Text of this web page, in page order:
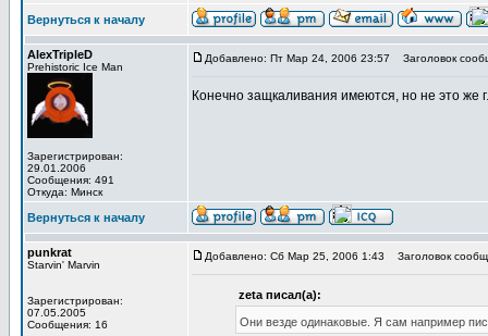
Вернуться к началу
AlexTripleD
Prehistoric Ice Man
Зарегистрирован:
29.01.2006
Сообщения: 491
Откуда: Минск
Добавлено: Пт Мар 24, 2006 23:57 Заголовок
Конечно защкаливания имеются, но не это же
Вернуться к началу
punkrat
Starvin' Marvin
Зарегистрирован:
07.05.2005
Сообщения: 16
Добавлено: Сб Мар 25, 2006 1:43 Заголовок
zeta писал(а):
Они везде одинаковые. Я сам например